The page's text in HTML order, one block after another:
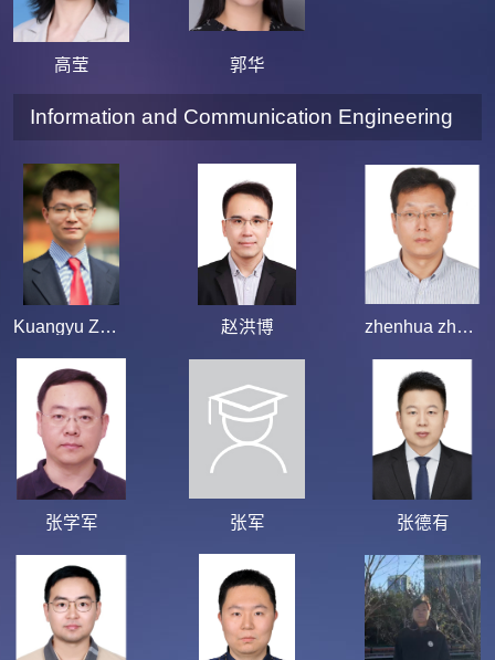
高莹 郭华
Information and Communication Engineering
Kuangyu ZHENG 赵洪博 zhenhua zhang
张学军 张军 张德有